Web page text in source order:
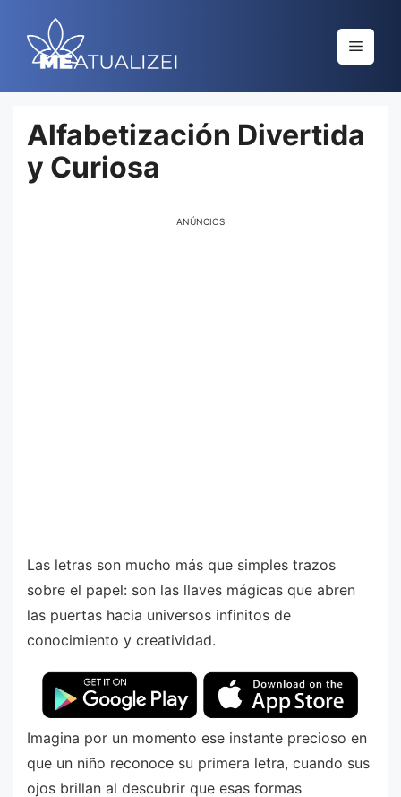
contenido
Menú
Alfabetización Divertida
y Curiosa
ANÚNCIOS
Las letras son mucho más que simples trazos
sobre el papel: son las llaves mágicas que abren
las puertas hacia universos infinitos de
conocimiento y creatividad.
Imagina por un momento ese instante precioso en
que un niño reconoce su primera letra, cuando sus
ojos brillan al descubrir que esas formas